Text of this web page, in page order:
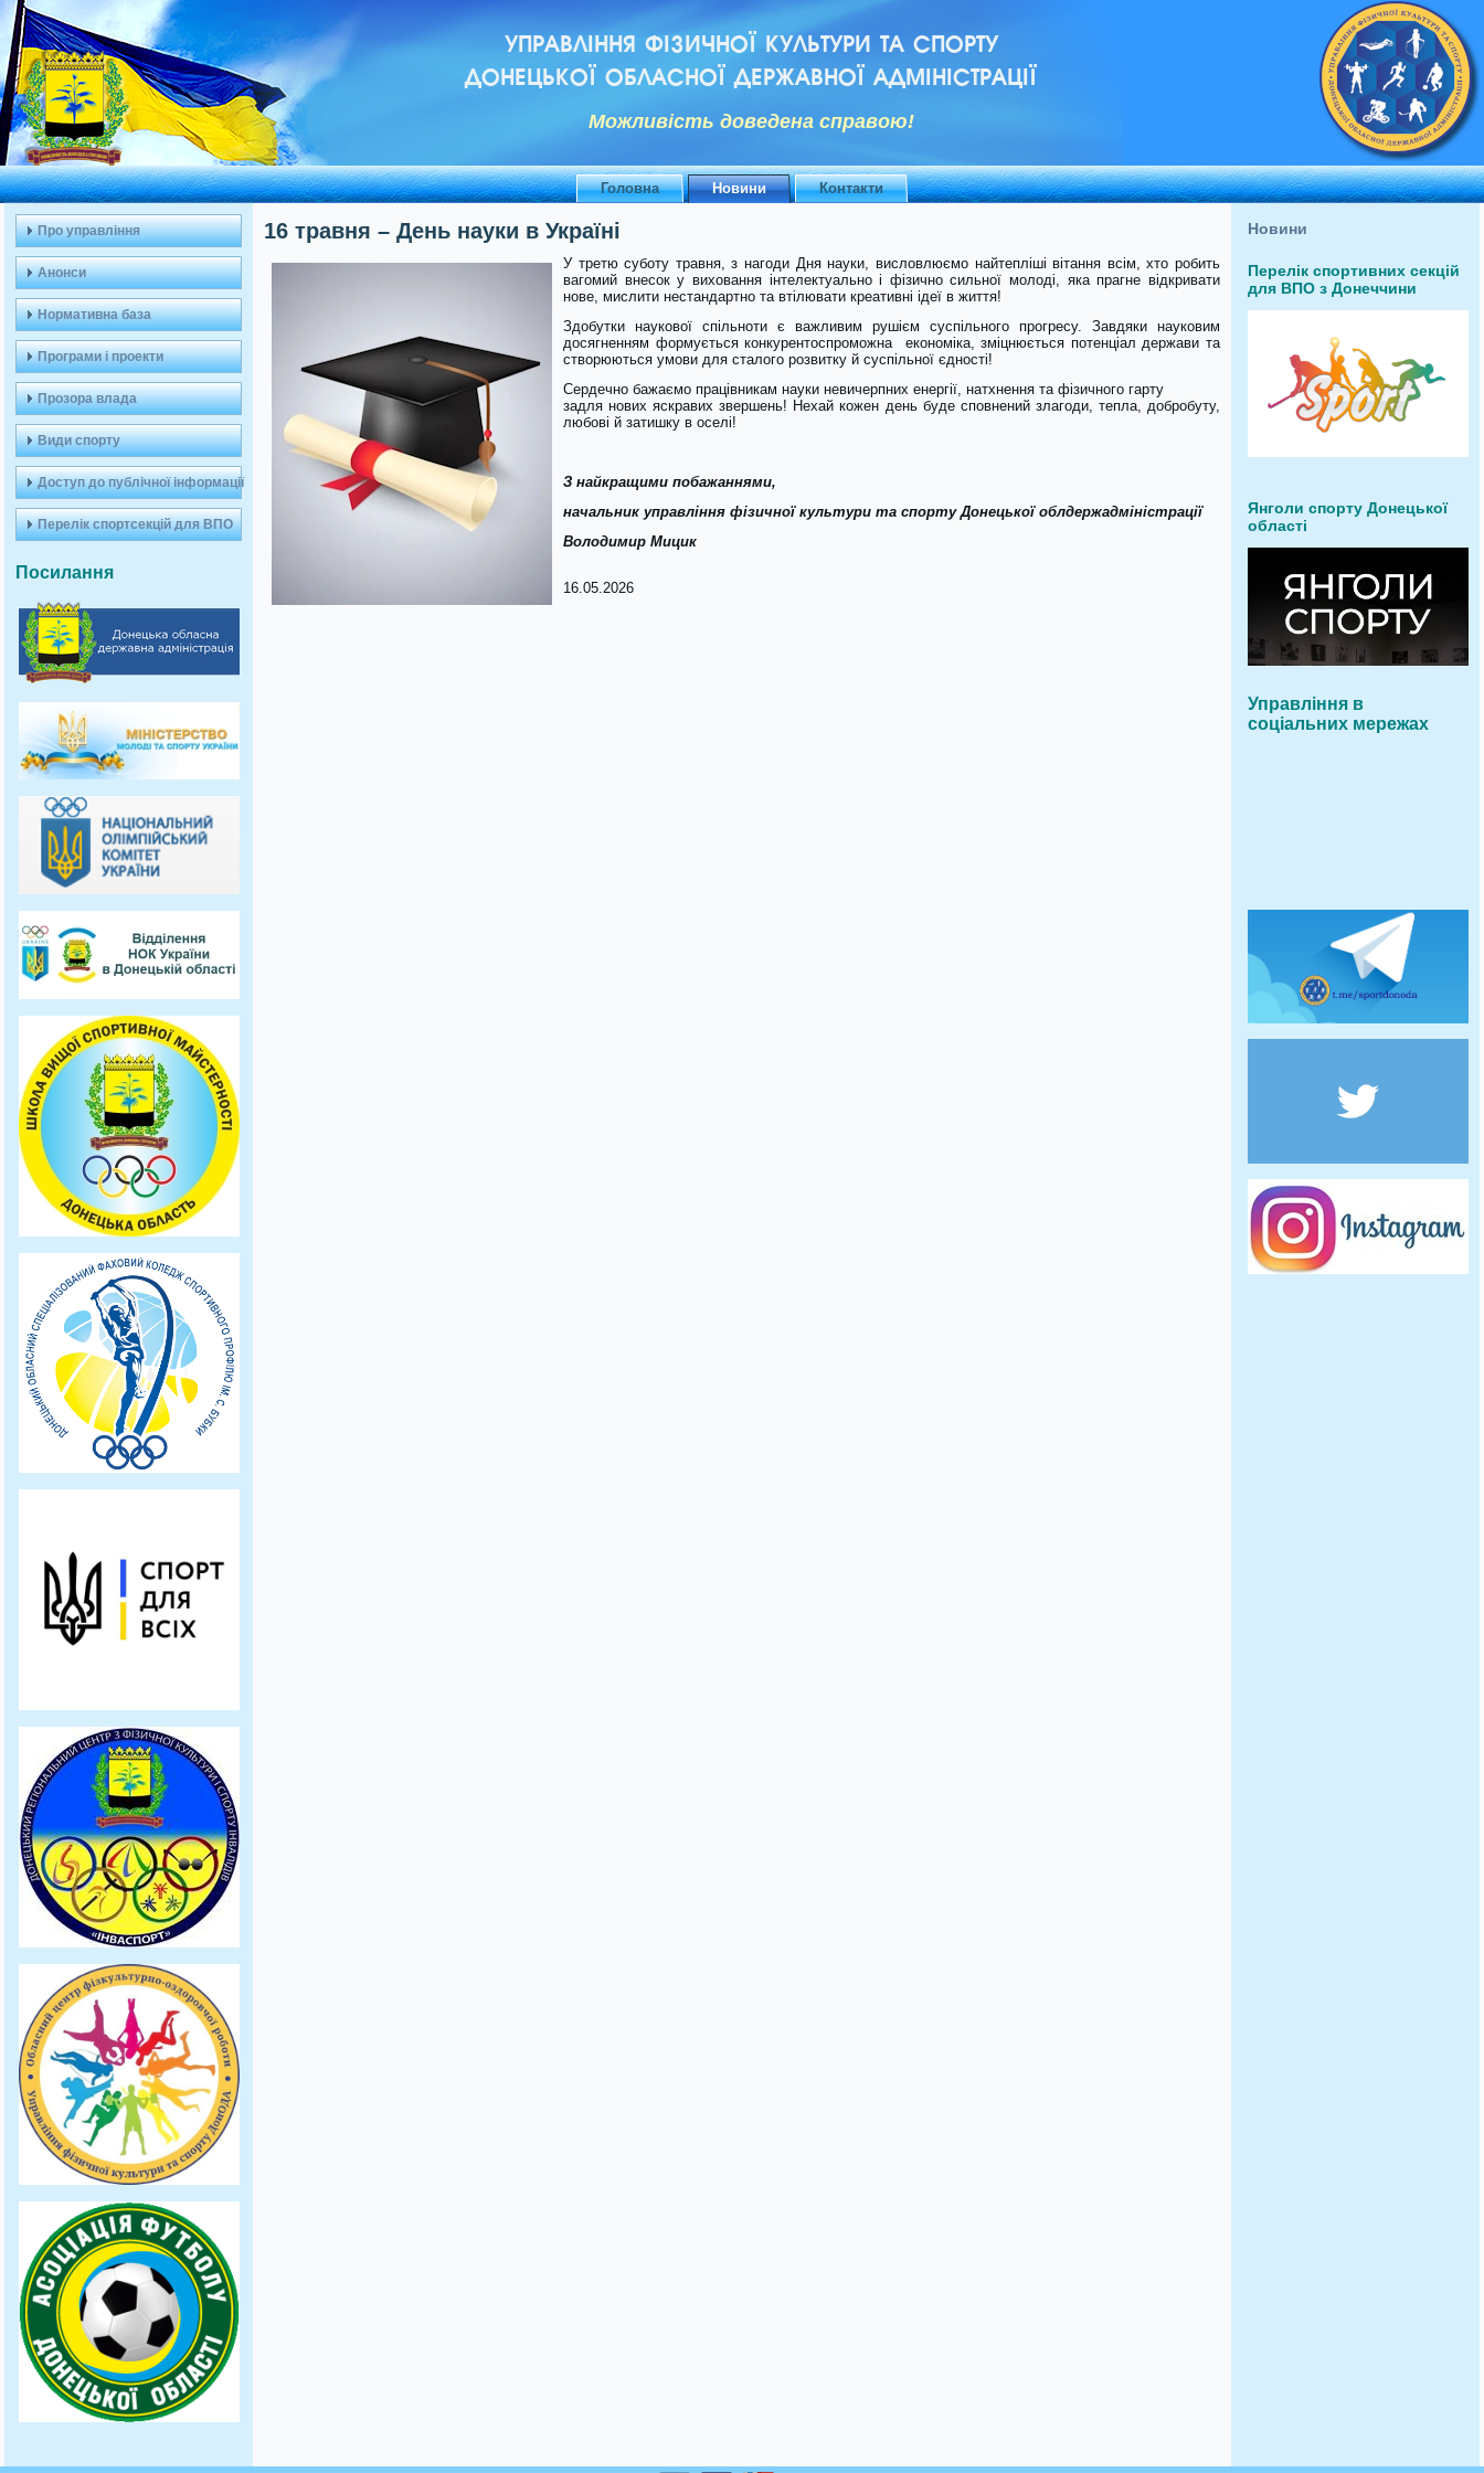
УПРАВЛІННЯ ФІЗИЧНОЇ КУЛЬТУРИ ТА СПОРТУ
ДОНЕЦЬКОЇ ОБЛАСНОЇ ДЕРЖАВНОЇ АДМІНІСТРАЦІЇ
Можливiсть доведена справою!
Головна Новини Контакти
Про управління
Анонси
Нормативна база
Програми і проекти
Прозора влада
Види спорту
Доступ до публічної інформації
Перелік спортсекцій для ВПО
Посилання
16 травня – День науки в Україні
У третю суботу травня, з нагоди Дня науки, висловлюємо найтепліші вітання всім, хто робить
вагомий внесок у виховання інтелектуально і фізично сильної молоді, яка прагне відкривати
нове, мислити нестандартно та втілювати креативні ідеї в життя!
Здобутки наукової спільноти є важливим рушієм суспільного прогресу. Завдяки науковим
досягненням формується конкурентоспроможна економіка, зміцнюється потенціал держави та
створюються умови для сталого розвитку й суспільної єдності!
Сердечно бажаємо працівникам науки невичерпних енергії, натхнення та фізичного гарту
задля нових яскравих звершень! Нехай кожен день буде сповнений злагоди, тепла, добробуту,
любові й затишку в оселі!
З найкращими побажаннями,
начальник управління фізичної культури та спорту Донецької облдержадміністрації
Володимир Мицик
16.05.2026
Новини
Перелік спортивних секцій
для ВПО з Донеччини
Янголи спорту Донецької
області
Управління в
соціальних мережах